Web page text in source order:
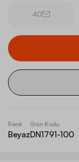
40
Renk
Beyaz
Ürün Kodu
DN1791-100